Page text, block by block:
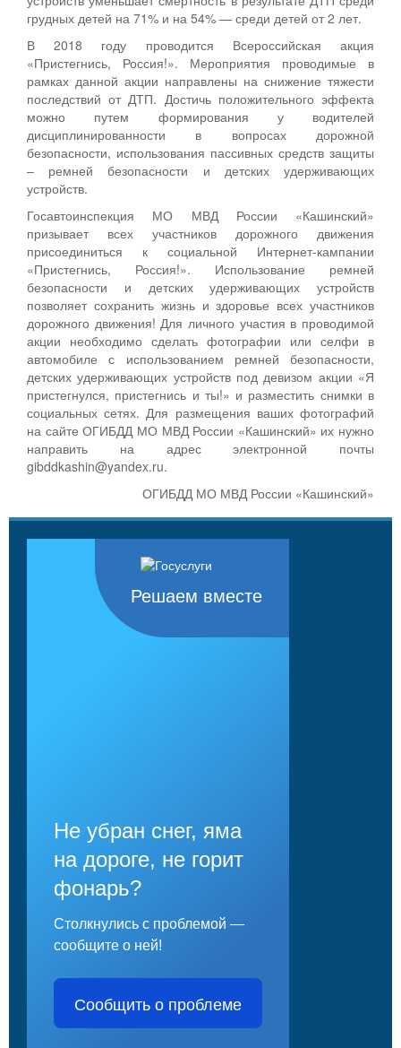
грудных детей на 71% и на 54% — среди детей от 2 лет.
В 2018 году проводится Всероссийская акция
«Пристегнись, Россия!». Мероприятия проводимые в
рамках данной акции направлены на снижение тяжести
последствий от ДТП. Достичь положительного эффекта
можно путем формирования у водителей
дисциплинированности в вопросах дорожной
безопасности, использования пассивных средств защиты
– ремней безопасности и детских удерживающих
устройств.
Госавтоинспекция МО МВД России «Кашинский»
призывает всех участников дорожного движения
присоединиться к социальной Интернет-кампании
«Пристегнись, Россия!». Использование ремней
безопасности и детских удерживающих устройств
позволяет сохранить жизнь и здоровье всех участников
дорожного движения! Для личного участия в проводимой
акции необходимо сделать фотографии или селфи в
автомобиле с использованием ремней безопасности,
детских удерживающих устройств под девизом акции «Я
пристегнулся, пристегнись и ты!» и разместить снимки в
социальных сетях. Для размещения ваших фотографий
на сайте ОГИБДД МО МВД России «Кашинский» их нужно
направить на адрес электронной почты
gibddkashin@yandex.ru.
ОГИБДД МО МВД России «Кашинский»
Решаем вместе
Не убран снег, яма
на дороге, не горит
фонарь?
Столкнулись с проблемой —
сообщите о ней!
Сообщить о проблеме